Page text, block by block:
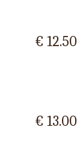
€ 12.50
€ 13.00